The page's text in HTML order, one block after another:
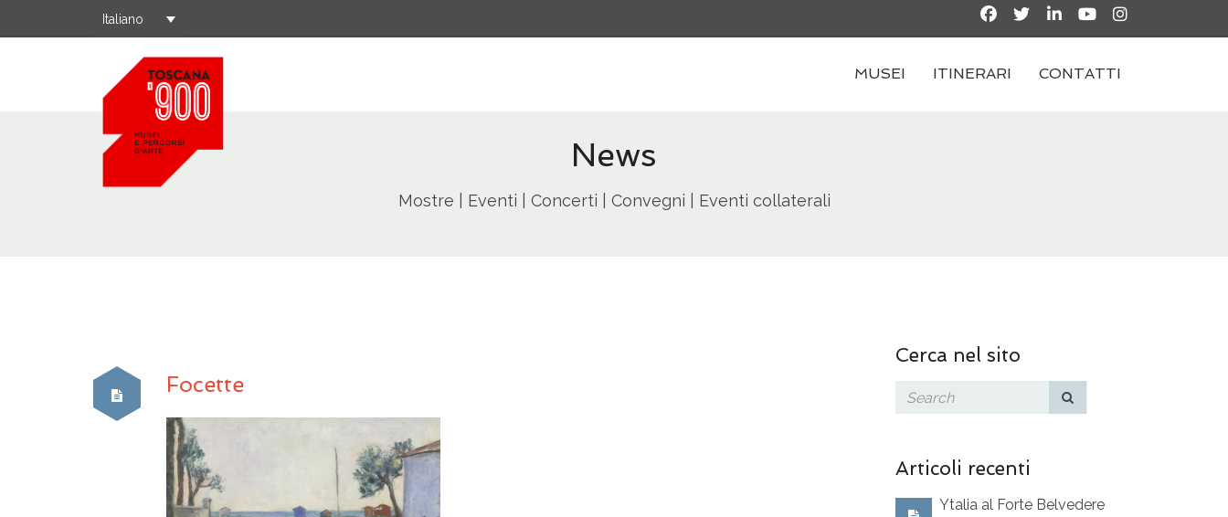
Italiano
MUSEI ITINERARI CONTATTI
News
Mostre | Eventi | Concerti | Convegni | Eventi collaterali
Focette
Cerca nel sito
Articoli recenti
Ytalia al Forte Belvedere